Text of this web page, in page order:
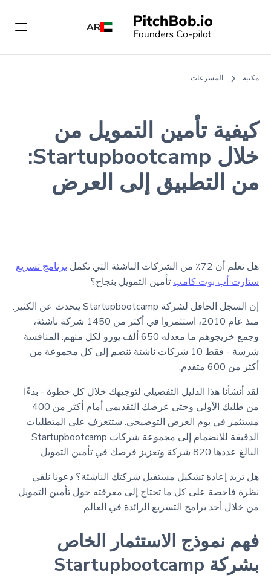
AR
مكتبة المسرعات
كيفية تأمين التمويل من
خلال Startupbootcamp:
من التطبيق إلى العرض
هل تعلم أن 72٪ من الشركات الناشئة التي تكمل
برنامج تسريع
ستارت أب بوت كامب تأمين التمويل بنجاح؟
إن السجل الحافل لشركة Startupbootcamp يتحدث عن الكثير.
منذ عام 2010، استثمروا في أكثر من 1450 شركة ناشئة،
وجمع خريجوهم ما معدله 650 ألف يورو لكل منهم. المنافسة
شرسة - فقط 10 شركات ناشئة تنضم إلى كل مجموعة من
أكثر من 600 متقدم.
لقد أنشأنا هذا الدليل التفصيلي لتوجيهك خلال كل خطوة - بدءًا
من طلبك الأولي وحتى عرضك التقديمي أمام أكثر من 400
مستثمر في يوم العرض التوضيحي. ستتعرف على المتطلبات
الدقيقة للانضمام إلى مجموعة شركات Startupbootcamp
البالغ عددها 820 شركة وتعزيز فرصك في تأمين التمويل.
هل تريد إعادة تشكيل مستقبل شركتك الناشئة؟ دعونا نلقي
نظرة فاحصة على كل ما تحتاج إلى معرفته حول تأمين التمويل
من خلال أحد برامج التسريع الرائدة في العالم.
فهم نموذج الاستثمار الخاص
بشركة Startupbootcamp